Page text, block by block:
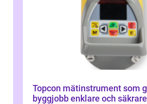
Topcon mätinstrument som gör
byggjobb enklare och säkrare